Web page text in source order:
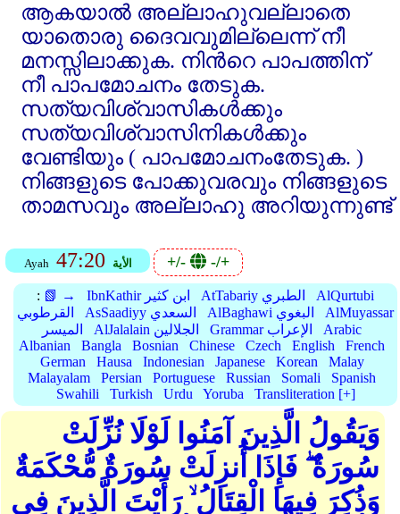
ആകയാല്‍ അല്ലാഹുവല്ലാതെ
യാതൊരു ദൈവവുമില്ലെന്ന്‌ നീ
മനസ്സിലാക്കുക. നിന്‍റെ പാപത്തിന്‌
നീ പാപമോചനം തേടുക.
സത്യവിശ്വാസികള്‍ക്കും
സത്യവിശ്വാസിനികള്‍ക്കും
വേണ്ടിയും ( പാപമോചനംതേടുക. )
നിങ്ങളുടെ പോക്കുവരവും നിങ്ങളുടെ
താമസവും അല്ലാഹു അറിയുന്നുണ്ട്‌
Ayah 47:20 الأية +/- -/+
: 📗 → IbnKathir ابن كثير AtTabariy الطبري
AlQurtubi
القرطوبي
AsSaadiyy السعدي AlBaghawi البغوي
AlMuyassar
الميسر
AlJalalain الجلالين Grammar الإعراب
Arabic
Albanian
Bangla Bosnian Chinese Czech English
French
German
Hausa Indonesian Japanese Korean
Malay
Malayalam
Persian Portuguese Russian Somali
Spanish
Swahili
Turkish Urdu Yoruba Transliteration [+]
وَيَقُولُ الَّذِينَ آمَنُوا لَوْلَا نُزِّلَتْ
سُورَةٌ ۖ فَإِذَا أُنزِلَتْ سُورَةٌ مُّحْكَمَةٌ
وَذُكِرَ فِيهَا الْقِتَالُ ۙ رَأَيْتَ الَّذِينَ فِي